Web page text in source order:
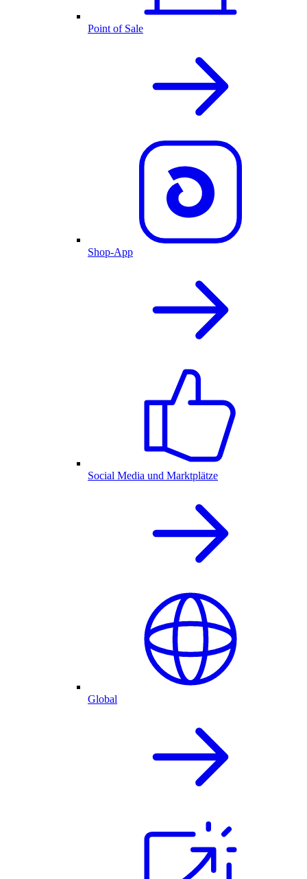
Point of Sale
Shop-App
Social Media und Marktplätze
Global